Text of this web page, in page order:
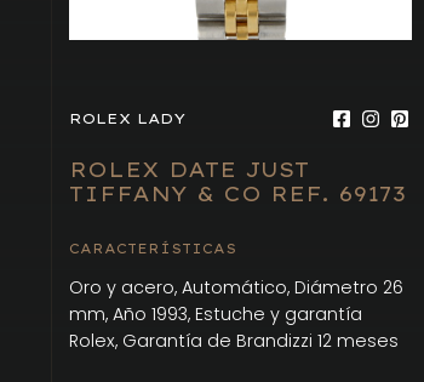
ROLEX LADY
ROLEX DATE JUST
TIFFANY & CO REF. 69173
CARACTERÍSTICAS
Oro y acero, Automático, Diámetro 26
mm, Año 1993, Estuche y garantía
Rolex, Garantía de Brandizzi 12 meses